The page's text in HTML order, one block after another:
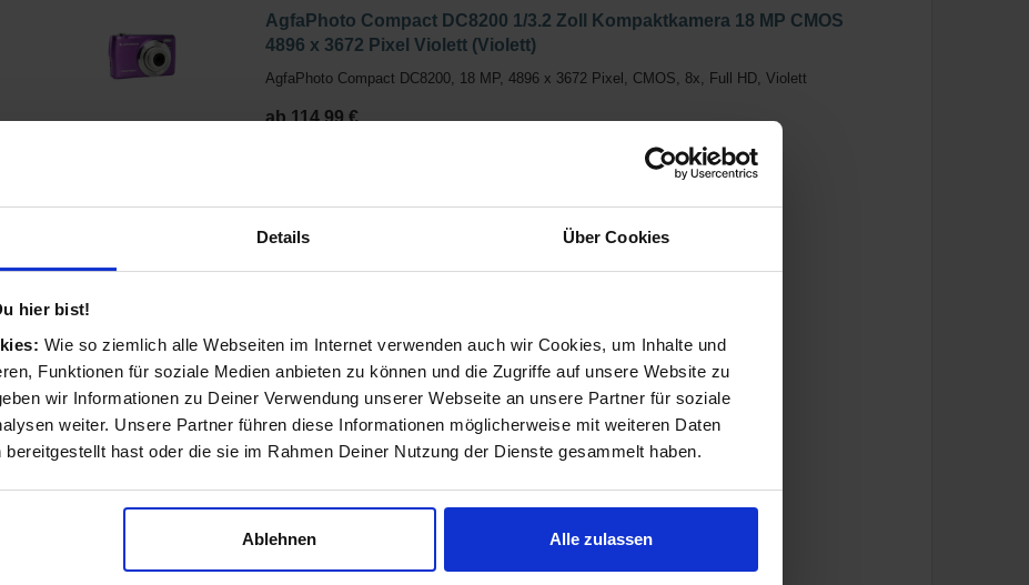
Details Über Cookies
hier bist!
Wie so ziemlich alle Webseiten im Internet verwenden auch wir Cookies, um Inhalte und
Funktionen für soziale Medien anbieten zu können und die Zugriffe auf unsere Website zu
wir Informationen zu Deiner Verwendung unserer Webseite an unsere Partner für soziale
weiter. Unsere Partner führen diese Informationen möglicherweise mit weiteren Daten
hast oder die sie im Rahmen Deiner Nutzung der Dienste gesammelt haben.
Ablehnen Alle zulassen
AgfaPhoto Compact DC8200 1/3.2 Zoll Kompaktkamera 18 MP CMOS
4896 x 3672 Pixel Violett (Violett)
AgfaPhoto Compact DC8200, 18 MP, 4896 x 3672 Pixel, CMOS, 8x, Full HD, Violett
ab 114,99 €